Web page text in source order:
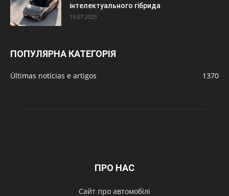
інтелектуального гібрида
19.07.2025
ПОПУЛЯРНА КАТЕГОРІЯ
Últimas notícias e artigos 1370
ПРО НАС
Сайт про автомобілі